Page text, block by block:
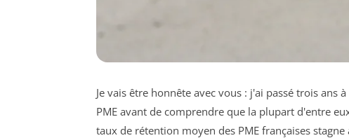
Je vais être honnête avec vous : j'ai passé trois
PME avant de comprendre que la plupart d'entre
taux de rétention moyen des PME françaises